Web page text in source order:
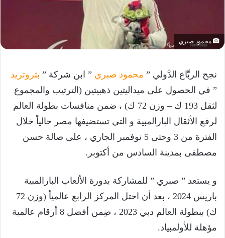
محمود صبري
نجح الربَّاع الدَّولي ” محمود صبري ” ابن شركة ” بتروتريد
” في الحصول على ميداليتين ذهبيتين (الترتيب والمجموع
لثقل 193 ك – وزن 72 ك) ، ضمن منافسات بطولة العالم
لرفع الأثقال البارالمبية و التي تستضيفها مصر حالياً خلال
الفترة من 3 وحتى 5 نوفمبر الجاري ، على صالة حسن
مصطفى بمدينة السادس من أكتوبر.
و يستعد ” صبري ” للمشاركة بدورة الألعاب البارالمبية
باريس 2024 ، بعد أن احتل المركز الرابع عالمياً (وزن 72
ك) ببطولة العالم دبي 2023 ، ضِمن أفضل 8 أرقام عالمية
مؤهلة للأولمبياد.